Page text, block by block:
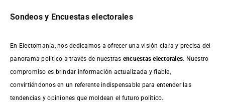
Sondeos y Encuestas electorales
En Electomanía, nos dedicamos a ofrecer una visión clara y precisa del
panorama político a través de nuestras encuestas electorales. Nuestro
compromiso es brindar información actualizada y fiable,
convirtiéndonos en un referente indispensable para entender las
tendencias y opiniones que moldean el futuro político.